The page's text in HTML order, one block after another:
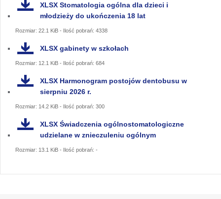
XLSX Stomatologia ogólna dla dzieci i
młodzieży do ukończenia 18 lat
Rozmiar: 22.1 KiB - Ilość pobrań: 4338
XLSX gabinety w szkołach
Rozmiar: 12.1 KiB - Ilość pobrań: 684
XLSX Harmonogram postojów dentobusu w
sierpniu 2026 r.
Rozmiar: 14.2 KiB - Ilość pobrań: 300
XLSX Świadczenia ogólnostomatologiczne
udzielane w znieczuleniu ogólnym
Rozmiar: 13.1 KiB - Ilość pobrań: -